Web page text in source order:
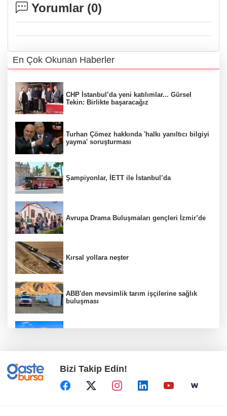
Yorumlar (0)
En Çok Okunan Haberler
CHP İstanbul’da yeni katılımlar... Gürsel
Tekin: Birlikte başaracağız
Turhan Çömez hakkında 'halkı yanıltıcı bilgiyi
yayma' soruşturması
Şampiyonlar, İETT ile İstanbul’da
Avrupa Drama Buluşmaları gençleri İzmir’de
Kırsal yollara neşter
ABB'den mevsimlik tarım işçilerine sağlık
buluşması
Bizi Takip Edin!